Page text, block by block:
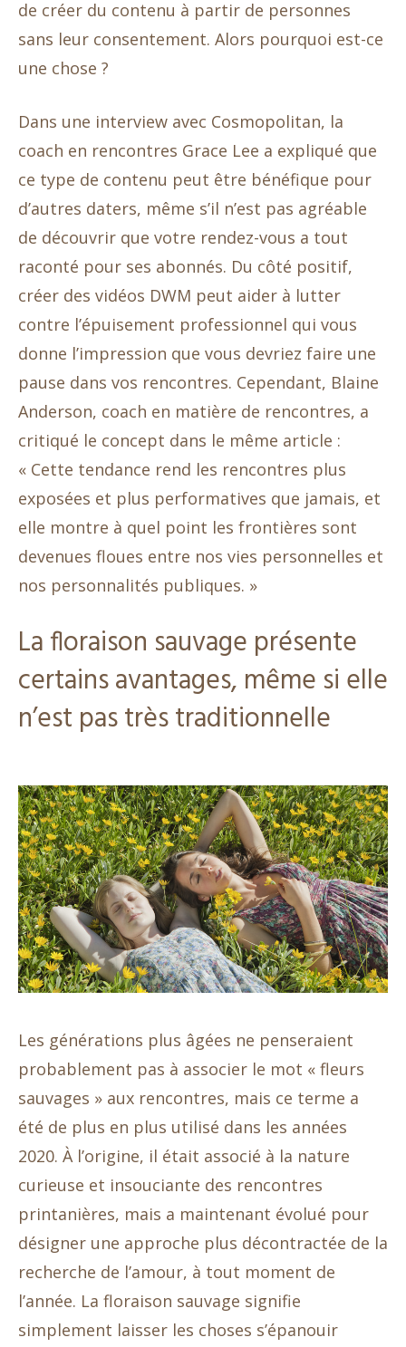
de créer du contenu à partir de personnes
sans leur consentement. Alors pourquoi est-ce
une chose ?
Dans une interview avec Cosmopolitan, la
coach en rencontres Grace Lee a expliqué que
ce type de contenu peut être bénéfique pour
d’autres daters, même s’il n’est pas agréable
de découvrir que votre rendez-vous a tout
raconté pour ses abonnés. Du côté positif,
créer des vidéos DWM peut aider à lutter
contre l’épuisement professionnel qui vous
donne l’impression que vous devriez faire une
pause dans vos rencontres. Cependant, Blaine
Anderson, coach en matière de rencontres, a
critiqué le concept dans le même article :
« Cette tendance rend les rencontres plus
exposées et plus performatives que jamais, et
elle montre à quel point les frontières sont
devenues floues entre nos vies personnelles et
nos personnalités publiques. »
La floraison sauvage présente
certains avantages, même si elle
n’est pas très traditionnelle
Les générations plus âgées ne penseraient
probablement pas à associer le mot « fleurs
sauvages » aux rencontres, mais ce terme a
été de plus en plus utilisé dans les années
2020. À l’origine, il était associé à la nature
curieuse et insouciante des rencontres
printanières, mais a maintenant évolué pour
désigner une approche plus décontractée de la
recherche de l’amour, à tout moment de
l’année. La floraison sauvage signifie
simplement laisser les choses s’épanouir